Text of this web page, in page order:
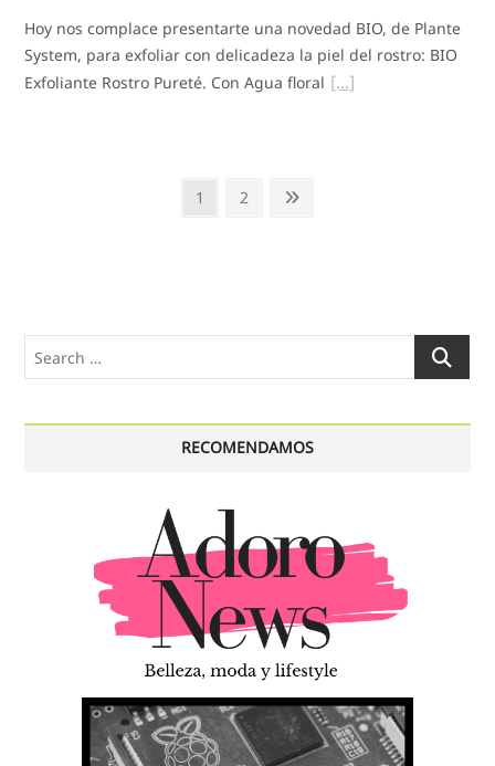
Hoy nos complace presentarte una novedad BIO, de Plante
System, para exfoliar con delicadeza la piel del rostro: BIO
Exfoliante Rostro Pureté. Con Agua floral
Page
1 Page
2
Next
Search
…
RECOMENDAMOS